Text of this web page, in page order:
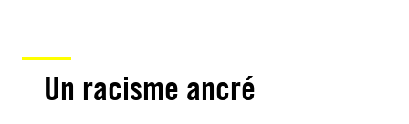
Un racisme ancré